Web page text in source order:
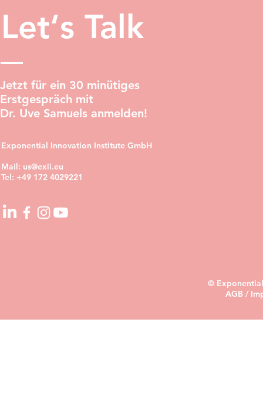
Let‘s Talk
Jetzt für ein 30 minütiges
Erstgespräch mit
Dr. Uve Samuels anmelden!
Exponential Innovation Institute GmbH
Mail: us@exii.eu
Tel: +49 172 4029221
©
AGB /